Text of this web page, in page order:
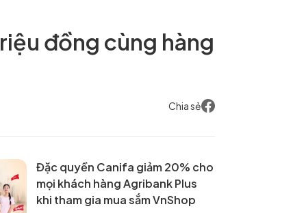
đồng cùng hàng
Chia sẻ
Đặc quyền Canifa giảm 20% cho
mọi khách hàng Agribank Plus
khi tham gia mua sắm VnShop